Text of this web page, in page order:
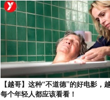
【越哥】这种“不道德”的好电影，
每个年轻人都应该看看！